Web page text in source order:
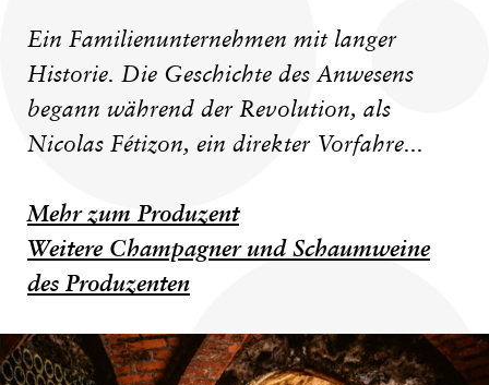
Ein Familienunternehmen mit langer
Historie. Die Geschichte des Anwesens
begann während der Revolution, als
Nicolas Fétizon, ein direkter Vorfahre...
Mehr zum Produzent
Weitere Champagner und Schaumweine
des Produzenten